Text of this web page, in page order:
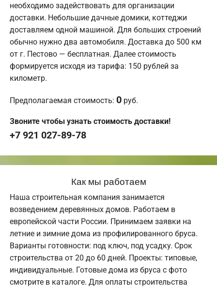
необходимо задействовать для организации
доставки. Небольшие дачные домики, коттеджи
доставляем одной машиной. Для больших строений
обычно нужно два автомобиля. Доставка до 500 км
от г. Пестово — бесплатная. Далее стоимость
формируется исходя из тарифа: 150 рублей за
километр.
Предполагаемая стоимость: 0 руб.
Звоните чтобы узнать стоимость доставки!
+7 921 027-89-78
Как мы работаем
Наша строительная компания занимается
возведением деревянных домов. Работаем в
европейской части России. Принимаем заявки на
летние и зимние дома из профилированного бруса.
Варианты готовности: под ключ, под усадку. Срок
строительства от 20 до 60 дней. Проекты: типовые,
индивидуальные. Готовые дома из бруса с фото
смотрите в каталоге. Для оплаты строительства